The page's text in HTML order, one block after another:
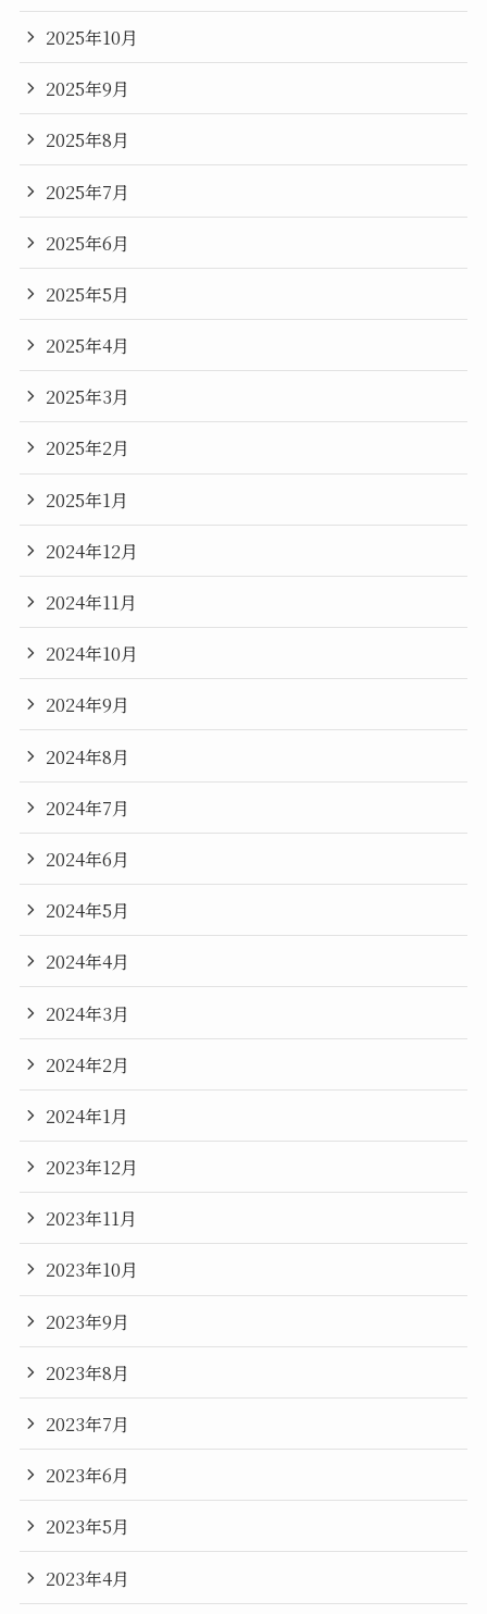
2025年10月
2025年9月
2025年8月
2025年7月
2025年6月
2025年5月
2025年4月
2025年3月
2025年2月
2025年1月
2024年12月
2024年11月
2024年10月
2024年9月
2024年8月
2024年7月
2024年6月
2024年5月
2024年4月
2024年3月
2024年2月
2024年1月
2023年12月
2023年11月
2023年10月
2023年9月
2023年8月
2023年7月
2023年6月
2023年5月
2023年4月